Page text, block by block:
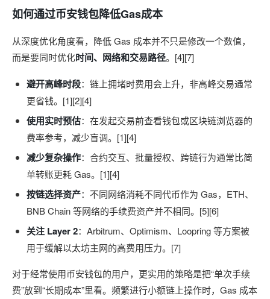
如何通过币安钱包降低Gas成本
从深度优化角度看，降低 Gas 成本并不只是修改一个数值，
而是要同时优化时间、网络和交易路径。[4][7]
避开高峰时段：链上拥堵时费用会上升，非高峰交易通常
更省钱。[1][2][4]
使用实时预估：在发起交易前查看钱包或区块链浏览器的
费率参考，减少盲调。[1][4]
减少复杂操作：合约交互、批量授权、跨链行为通常比简
单转账更耗 Gas。[1][4]
按链选择资产：不同网络消耗不同代币作为 Gas，ETH、
BNB Chain 等网络的手续费资产并不相同。[5][6]
关注 Layer 2：Arbitrum、Optimism、Loopring 等方案被
用于缓解以太坊主网的高费用压力。[7]
对于经常使用币安钱包的用户，更实用的策略是把“单次手续
费”放到“长期成本”里看。频繁进行小额链上操作时，Gas 成本